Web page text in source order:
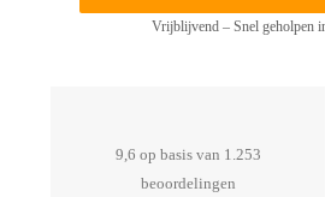
Vrijblijvend – Snel geholpen
9,6 op basis van 1.253
beoordelingen